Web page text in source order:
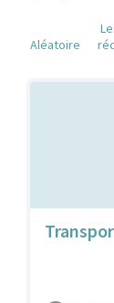
Aléatoire